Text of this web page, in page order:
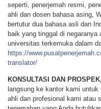
seperti, penerjemah resmi,
ahli dan dosen bahasa asing,
bertutur dua bahasa asli dan
baik yang tinggal di
universitas terkemuka dalam
https://
translator/
KONSULTASI DAN PROSPEK,
langsung ke kantor kami
ahli dan profesional kami atau